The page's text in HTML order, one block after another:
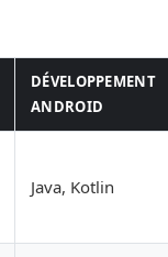
DÉVELOPPEMENT
ANDROID
Java, Kotlin